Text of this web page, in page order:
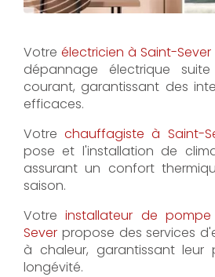
Votreélectricien à Saint-Sever
dépannage électrique
courant, garantissant des
efficaces.
Votrechauffagiste à Saint-
pose et l'installation de
assurant un confort
saison.
Votreinstallateur de
Sever propose des services
à chaleur, garantissant leur
longévité.